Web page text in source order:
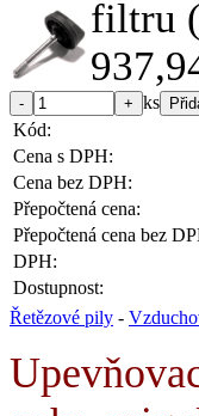
ks
Kód:
Cena s DPH:
Cena bez DPH:
Přepočtená cena:
Přepočtená cena bez
DPH:
Dostupnost:
Řetězové pily -